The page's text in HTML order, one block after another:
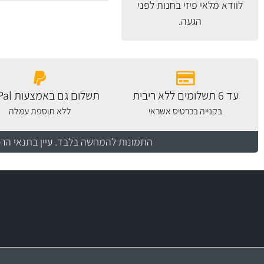
לוודא מלאי פיזי בחנות לפני
הגעה.
עד 6 תשלומים ללא ריבית
בקנייה בכרטיס אשראי
תשלום גם באמצעות PayPal
ללא תוספת עמלה
התמונות להמחשה בלבד. עיין בתנאי
משלוח מהיר